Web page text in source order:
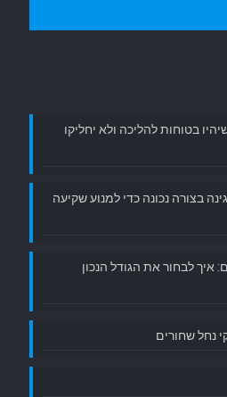
בטוחות להליכה ולא יחליקו
בצורה נכונה כדי למנוע שקיעה
איך לבחור את הגודל הנכון
נחל שחורים